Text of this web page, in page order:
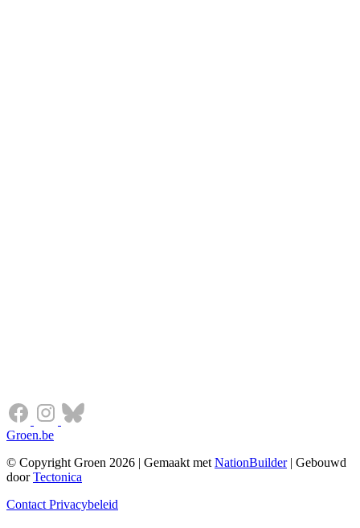
Groen.be
© Copyright Groen 2026 | Gemaakt met NationBuilder| Gebouwd
doorTectonica
Contact Privacybeleid